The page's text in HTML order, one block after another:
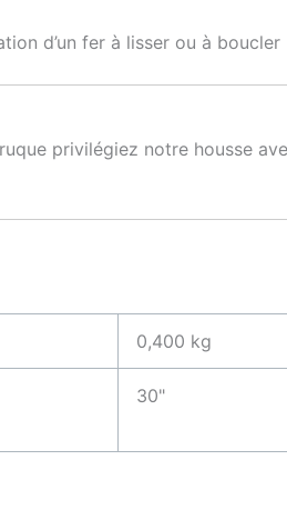
d’un fer à lisser ou à boucler
privilégiez notre housse
0,400 kg
30"